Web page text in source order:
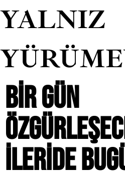
YALNIZ
BIR GÜN
ILERIDE